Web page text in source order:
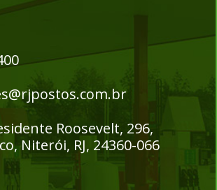
Roosevelt, 296,
Niterói, RJ, 24360-066